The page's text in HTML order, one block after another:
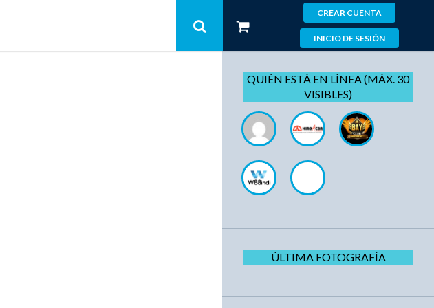
CREAR CUENTA
INICIO DE SESIÓN
QUIÉN ESTÁ EN LÍNEA (MÁX. 30
VISIBLES)
ÚLTIMA FOTOGRAFÍA